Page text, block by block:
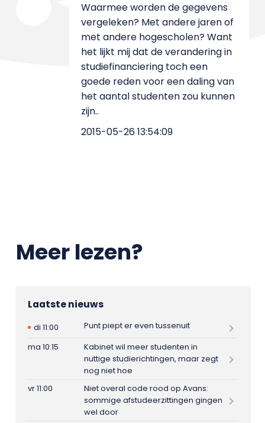
Waarmee worden de gegevens
vergeleken? Met andere jaren of
met andere hogescholen? Want
het lijkt mij dat de verandering in
studiefinanciering toch een
goede reden voor een daling van
het aantal studenten zou kunnen
zijn..
2015-05-26 13:54:09
Meer lezen?
Laatste nieuws
di 11:00
Punt piept er even tussenuit
ma 10:15
Kabinet wil meer studenten in
nuttige studierichtingen, maar zegt
nog niet hoe
vr 11:00
Niet overal code rood op Avans:
sommige afstudeerzittingen gingen
wel door